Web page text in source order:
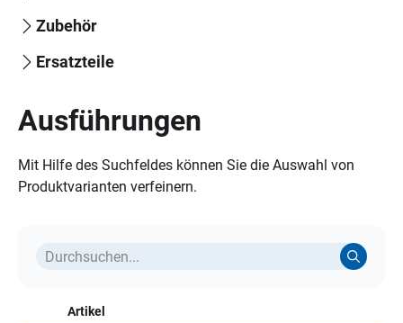
Zubehör
Ersatzteile
Ausführungen
Mit Hilfe des Suchfeldes können Sie die Auswahl von
Produktvarianten verfeinern.
Artikel